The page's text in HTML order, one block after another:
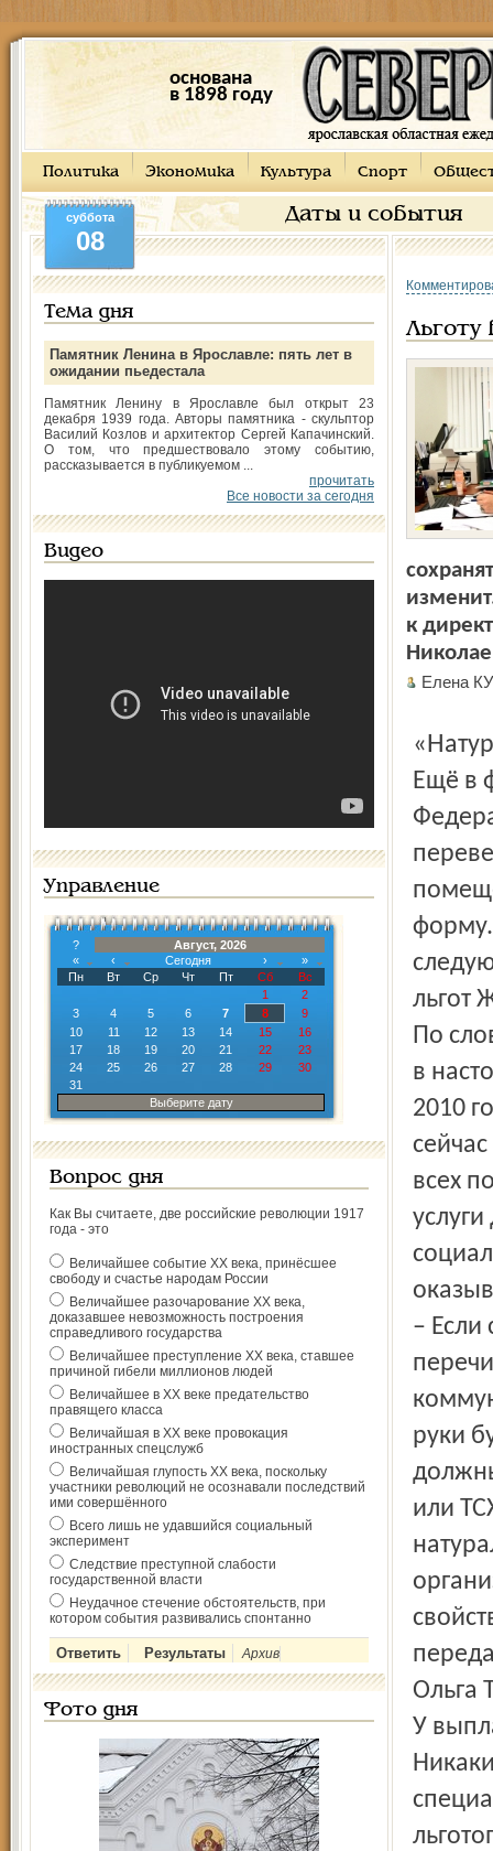
основана
в 1898 году
Политика Экономика Культура Спорт
Даты и события
суббота
08
Тема дня
Памятник Ленина в Ярославле: пять лет в
ожидании пьедестала
Памятник Ленину в Ярославле был открыт 23
декабря 1939 года. Авторы памятника - скульптор
Василий Козлов и архитектор Сергей Капачинский.
О том, что предшествовало этому событию,
рассказывается в публикуемом ...
прочитать
Все новости за сегодня
Видео
Управление
?
Август, 2026
«
‹ Сегодня ›
»
Пн
Вт Ср Чт Пт Сб
Вс
1
2
3
4 5 6 7 8
9
10
11 12 13 14 15
16
17
18 19 20 21 22
23
24
25 26 27 28 29
30
31
Выберите дату
Вопрос дня
Как Вы считаете, две российские революции 1917
года - это
Величайшее событие ХХ века, принёсшее
свободу и счастье народам России
Величайшее разочарование ХХ века,
доказавшее невозможность построения
справедливого государства
Величайшее преступление ХХ века, ставшее
причиной гибели миллионов людей
Величайшее в ХХ веке предательство
правящего класса
Величайшая в ХХ веке провокация
иностранных спецслужб
Величайшая глупость ХХ века, поскольку
участники революций не осознавали последствий
ими совершённого
Всего лишь не удавшийся социальный
эксперимент
Следствие преступной слабости
государственной власти
Неудачное стечение обстоятельств, при
котором события развивались спонтанно
Архив
Фото дня
Льготу
к
Елена
Ещё в
форму.
льгот
По
в
2010
всех
– Если
руки
или
Ольга
У